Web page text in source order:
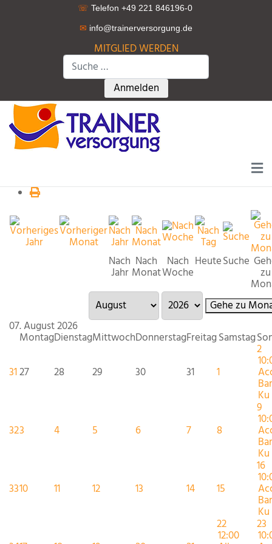
☏ Telefon +49 221 846196-0
✉ info@trainerversorgung.de
MITGLIED WERDEN
Suchen
Type 2 or more characters for
Anmelden
Nach
Jahr
Nach
Monat
Nach
Woche
HeuteSuche
zu
Gehe zu
07. August 2026
MontagDienstagMittwochDonnerstagFreitagSamstag
3127 28 29 30 31 1
2
Ku
323 4 5 6 7 8
9
Ku
3310 11 12 13 14 15
16
Ku
22
12:00
23